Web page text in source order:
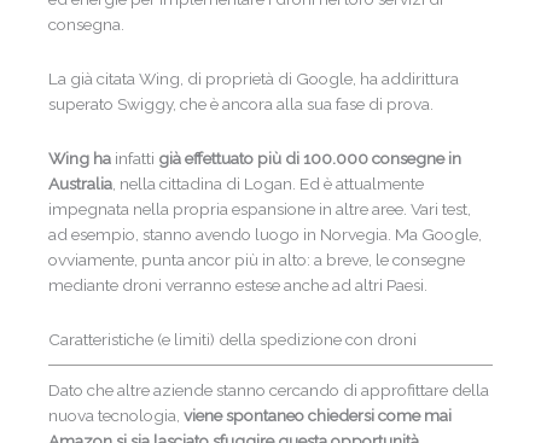
consegna.
La già citata Wing, di proprietà di Google, ha addirittura
superato Swiggy, che è ancora alla sua fase di prova.
Wing ha infatti già effettuato più di 100.000 consegne in
Australia , nella cittadina di Logan. Ed è attualmente
impegnata nella propria espansione in altre aree. Vari test,
ad esempio, stanno avendo luogo in Norvegia. Ma Google,
ovviamente, punta ancor più in alto: a breve, le consegne
mediante droni verranno estese anche ad altri Paesi.
Caratteristiche (e limiti) della spedizione con droni
Dato che altre aziende stanno cercando di approfittare della
nuova tecnologia, viene spontaneo chiedersi come mai